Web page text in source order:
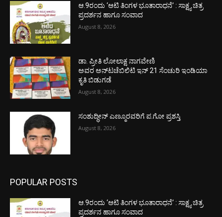
ಆ.9ರಂದು ‘ಆಟಿ ತಿಂಗಳ ಭೂತಾರಾಧನೆ’ : ಸಾಕ್ಷ್ಯ ಚಿತ್ರ
ಪ್ರದರ್ಶನ ಹಾಗೂ ಸಂವಾದ
August 8, 2026
ಡಾ. ಪ್ರೀತಿ ಲೋಲಾಕ್ಷ ನಾಗವೇಣಿ
ಅವರ ಅನ್‌ಟಚೆಬಿಲಿಟಿ ಇನ್ 21 ಸೆಂಚುರಿ ಇಂಡಿಯಾ
ಕೃತಿ ಬಿಡುಗಡೆ
August 8, 2026
ಸಂಶುದ್ಧೀನ್ ಎಣ್ಮೂರವರಿಗೆ ಪ.ಗೋ ಪ್ರಶಸ್ತಿ
August 8, 2026
POPULAR POSTS
ಆ.9ರಂದು ‘ಆಟಿ ತಿಂಗಳ ಭೂತಾರಾಧನೆ’ : ಸಾಕ್ಷ್ಯ ಚಿತ್ರ
ಪ್ರದರ್ಶನ ಹಾಗೂ ಸಂವಾದ